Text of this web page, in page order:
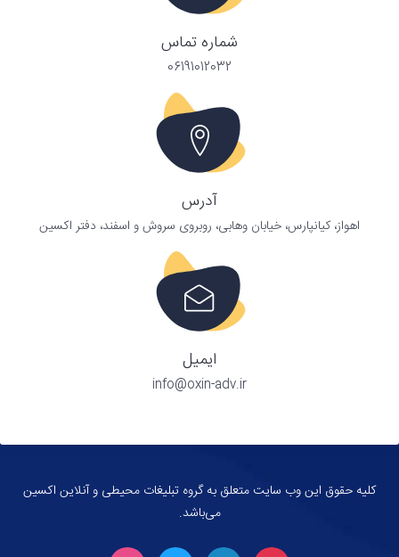
شماره تماس
06191012032
آدرس
اهواز، کیانپارس، خیابان وهابی، روبروی سروش و اسفند، دفتر اکسین
ایمیل
info@oxin-adv.ir
کلیه حقوق این وب سایت متعلق به گروه تبلیغات محیطی و آنلاین اکسین
می‌باشد.